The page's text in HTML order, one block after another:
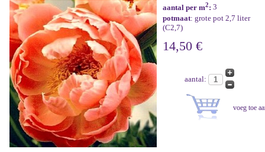
aantal per m2: 3
potmaat: grote pot 2,7 liter
(C2,7)
14,50 €
aantal: